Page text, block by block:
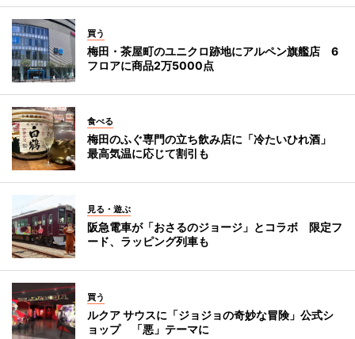
買う
梅田・茶屋町のユニクロ跡地にアルペン旗艦店 6
フロアに商品2万5000点
食べる
梅田のふぐ専門の立ち飲み店に「冷たいひれ酒」
最高気温に応じて割引も
見る・遊ぶ
阪急電車が「おさるのジョージ」とコラボ 限定フ
ード、ラッピング列車も
買う
ルクア サウスに「ジョジョの奇妙な冒険」公式シ
ョップ 「悪」テーマに